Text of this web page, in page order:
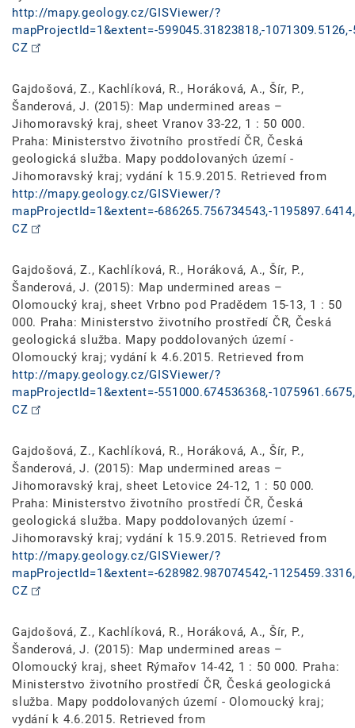
http://mapy.geology.cz/GISViewer/?
mapProjectId=1&extent=-599045.31823818,-
CZ
Gajdošová, Z., Kachlíková, R., Horáková, A., Šír, P.,
Šanderová, J. (2015): Map undermined areas –
Jihomoravský kraj, sheet Vranov 33-22, 1 : 50 000.
Praha: Ministerstvo životního prostředí ČR, Česká
geologická služba. Mapy poddolovaných území -
Jihomoravský kraj; vydání k 15.9.2015. Retrieved from
http://mapy.geology.cz/GISViewer/?
mapProjectId=1&extent=-686265.756734543,-
CZ
Gajdošová, Z., Kachlíková, R., Horáková, A., Šír, P.,
Šanderová, J. (2015): Map undermined areas –
Olomoucký kraj, sheet Vrbno pod Pradědem 15-13, 1 : 50
000. Praha: Ministerstvo životního prostředí ČR, Česká
geologická služba. Mapy poddolovaných území -
Olomoucký kraj; vydání k 4.6.2015. Retrieved from
http://mapy.geology.cz/GISViewer/?
mapProjectId=1&extent=-551000.674536368,-
CZ
Gajdošová, Z., Kachlíková, R., Horáková, A., Šír, P.,
Šanderová, J. (2015): Map undermined areas –
Jihomoravský kraj, sheet Letovice 24-12, 1 : 50 000.
Praha: Ministerstvo životního prostředí ČR, Česká
geologická služba. Mapy poddolovaných území -
Jihomoravský kraj; vydání k 15.9.2015. Retrieved from
http://mapy.geology.cz/GISViewer/?
mapProjectId=1&extent=-628982.987074542,-
CZ
Gajdošová, Z., Kachlíková, R., Horáková, A., Šír, P.,
Šanderová, J. (2015): Map undermined areas –
Olomoucký kraj, sheet Rýmařov 14-42, 1 : 50 000. Praha:
Ministerstvo životního prostředí ČR, Česká geologická
služba. Mapy poddolovaných území - Olomoucký kraj;
vydání k 4.6.2015. Retrieved from